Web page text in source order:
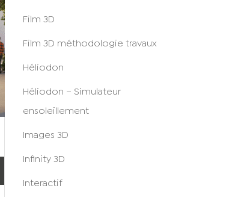
Film 3D
Film 3D méthodologie travaux
Héliodon
Héliodon – Simulateur
ensoleillement
Images 3D
Infinity 3D
Interactif